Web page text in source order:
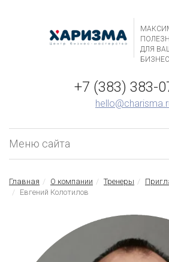
ДЛЯ
+7 (383) 383-
Меню сайта
Главная О компании Тренеры
Евгений Колотилов